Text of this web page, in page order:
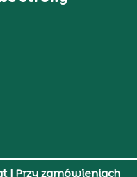
| Przy zamówieniach